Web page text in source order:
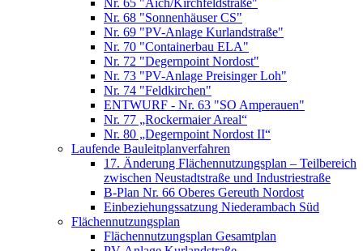
Nr. 65 "Aich/Kirchfeldstraße"
Nr. 68 "Sonnenhäuser CS"
Nr. 69 "PV-Anlage Kurlandstraße"
Nr. 70 "Containerbau ELA"
Nr. 72 "Degernpoint Nordost"
Nr. 73 "PV-Anlage Preisinger Loh"
Nr. 74 "Feldkirchen"
ENTWURF - Nr. 63 "SO Amperauen"
Nr. 77 „Rockermaier Areal“
Nr. 80 „Degernpoint Nordost II“
Laufende Bauleitplanverfahren
17. Änderung Flächennutzungsplan – Teilbereich
zwischen Neustadtstraße und Industriestraße
B-Plan Nr. 66 Oberes Gereuth Nordost
Einbeziehungssatzung Niederambach Süd
Flächennutzungsplan
Flächennutzungsplan Gesamtplan